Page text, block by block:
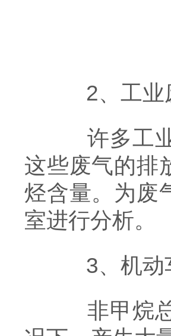
2、工业
许多工业
这些废气的排
烃含量。为废
室进行分析。
3、机动
非甲烷总